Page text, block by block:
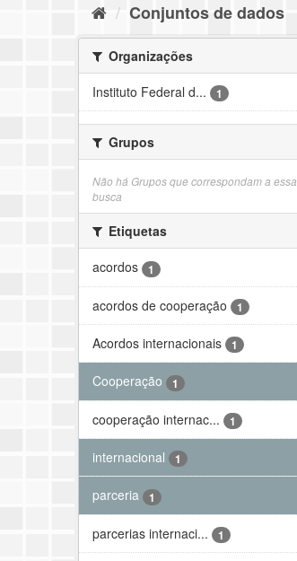
Conjuntos de dados
Organizações
Instituto Federal d...
1
Grupos
Não há Grupos que correspondam a essa
busca
Etiquetas
acordos
1
acordos de cooperação 1
Acordos internacionais 1
Cooperação 1
cooperação internac... 1
internacional 1
parceria 1
parcerias internaci...
1